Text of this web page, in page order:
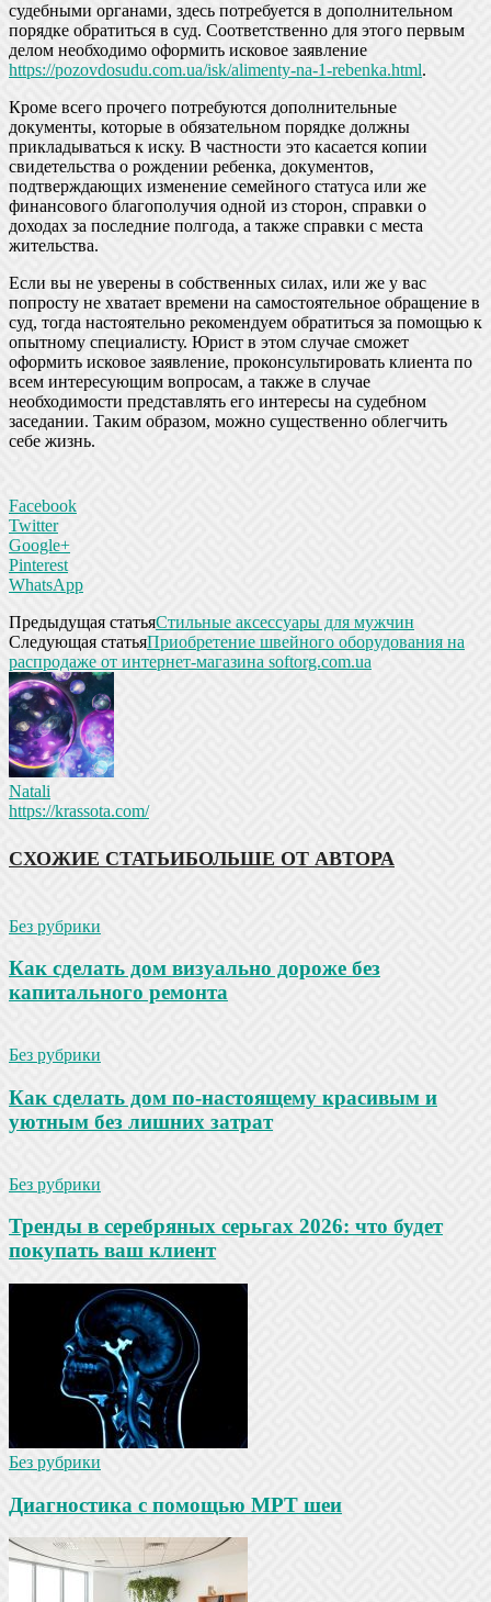
судебными органами, здесь потребуется в дополнительном
порядке обратиться в суд. Соответственно для этого первым
делом необходимо оформить исковое заявление
https://pozovdosudu.com.ua/isk/alimenty-na-1-rebenka.html.
Кроме всего прочего потребуются дополнительные
документы, которые в обязательном порядке должны
прикладываться к иску. В частности это касается копии
свидетельства о рождении ребенка, документов,
подтверждающих изменение семейного статуса или же
финансового благополучия одной из сторон, справки о
доходах за последние полгода, а также справки с места
жительства.
Если вы не уверены в собственных силах, или же у вас
попросту не хватает времени на самостоятельное обращение в
суд, тогда настоятельно рекомендуем обратиться за помощью к
опытному специалисту. Юрист в этом случае сможет
оформить исковое заявление, проконсультировать клиента по
всем интересующим вопросам, а также в случае
необходимости представлять его интересы на судебном
заседании. Таким образом, можно существенно облегчить
себе жизнь.
Facebook
Twitter
Google+
Pinterest
WhatsApp
Предыдущая статьяСтильные аксессуары для мужчин
Следующая статьяПриобретение швейного оборудования на
распродаже от интернет-магазина softorg.com.ua
Natali
https://krassota.com/
СХОЖИЕ СТАТЬИБОЛЬШЕ ОТ АВТОРА
Без рубрики
Как сделать дом визуально дороже без
капитального ремонта
Без рубрики
Как сделать дом по-настоящему красивым и
уютным без лишних затрат
Без рубрики
Тренды в серебряных серьгах 2026: что будет
покупать ваш клиент
Без рубрики
Диагностика с помощью МРТ шеи